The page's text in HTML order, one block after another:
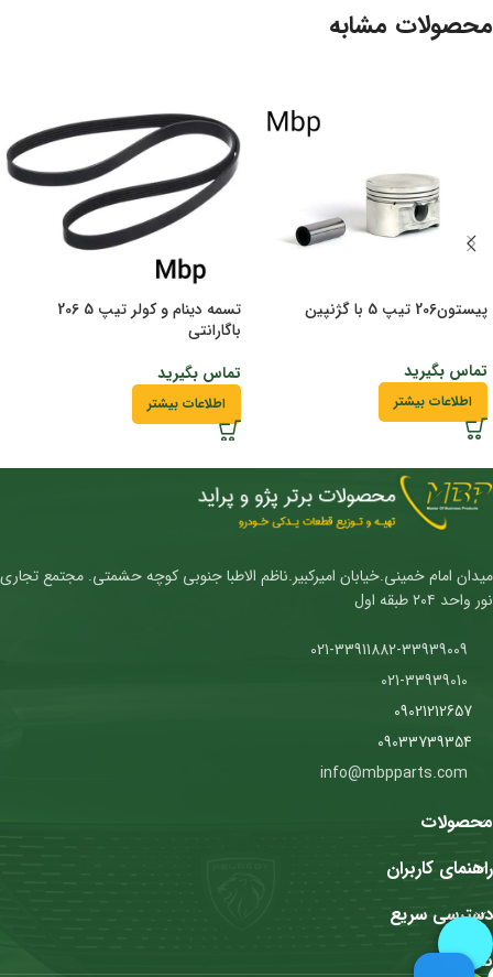
محصولات مشابه
پیستون206 تیپ 5 با گژنپین
تماس بگیرید
اطلاعات بیشتر
تسمه دینام و کولر تیپ 5 206
باگارانتی
تماس بگیرید
اطلاعات بیشتر
میدان امام خمینی.خیابان امیرکبیر.ناظم الاطبا جنوبی کوچه حشمتی. مجتمع تجاری
نور واحد ۲۰۴ طبقه اول
09021212657
09033739354
محصولات
راهنمای کاربران
دسترسی سریع
نمادها